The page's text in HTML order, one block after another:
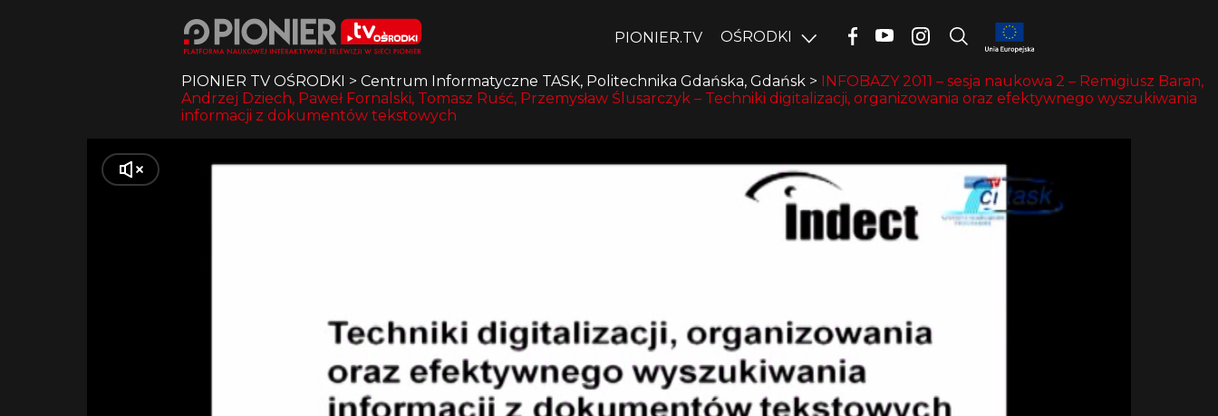
PIONIER.TV OŚRODKI
PIONIER TV OŚRODKI > Centrum Informatyczne TASK, Politechnika Gdańska, Gdańsk > INFOBAZY 2011 – sesja naukowa 2 – Remigiusz Baran,
Andrzej Dziech, Paweł Fornalski, Tomasz Ruść, Przemysław Ślusarczyk – Techniki digitalizacji, organizowania oraz efektywnego wyszukiwania
informacji z dokumentów tekstowych